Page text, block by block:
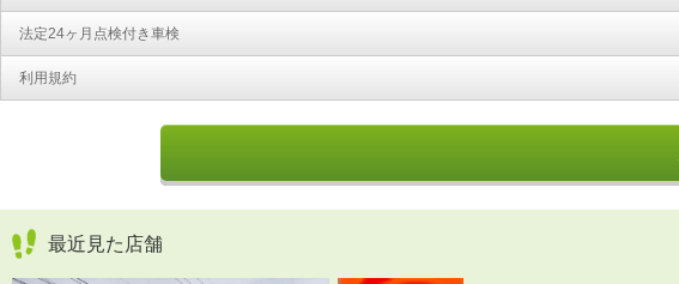
法定24ヶ月点検付き車検
利用規約
最近見た店舗